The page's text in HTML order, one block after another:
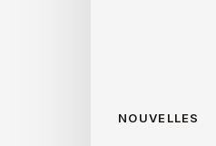
NOUVELLES